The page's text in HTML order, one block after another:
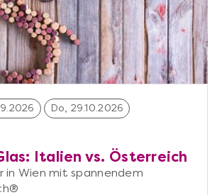
Do, 29.10.2026
Italien vs. Österreich
in Wien mit spannendem